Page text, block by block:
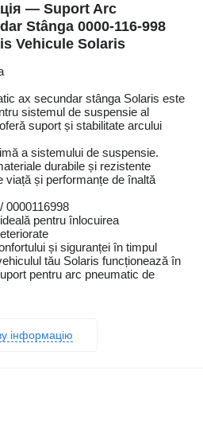
— Suport Arc
Stânga 0000-116-998
Vehicule Solaris
ax secundar stânga Solaris este
sistemul de suspensie al
suport și stabilitate arcului
a sistemului de suspensie.
durabile și rezistente
viață și performanțe de înaltă
0000116998
pentru înlocuirea
și siguranței în timpul
tău Solaris funcționează în
pentru arc pneumatic de
інформацію